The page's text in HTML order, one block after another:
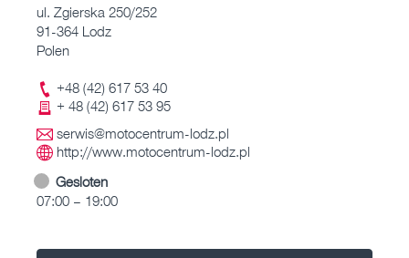
ul. Zgierska 250/252
91-364 Lodz
Polen
+48 (42) 617 53 40
+ 48 (42) 617 53 95
serwis@motocentrum-lodz.pl
http://www.motocentrum-lodz.pl
Gesloten
07:00 – 19:00